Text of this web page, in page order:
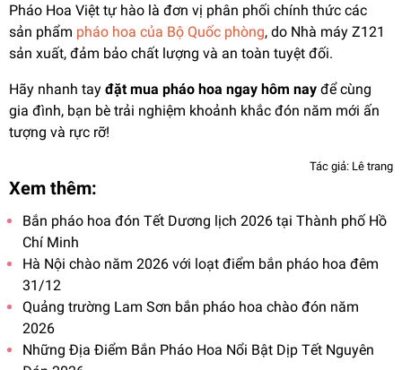
Pháo Hoa Việt tự hào là đơn vị phân phối chính thức các
sản phẩm pháo hoa của Bộ Quốc phòng, do Nhà máy Z121
sản xuất, đảm bảo chất lượng và an toàn tuyệt đối.
Hãy nhanh tay đặt mua pháo hoa ngay hôm nay để cùng
gia đình, bạn bè trải nghiệm khoảnh khắc đón năm mới ấn
tượng và rực rỡ!
Tác giả: Lê trang
Xem thêm:
Bắn pháo hoa đón Tết Dương lịch 2026 tại Thành phố Hồ
Chí Minh
Hà Nội chào năm 2026 với loạt điểm bắn pháo hoa đêm
31/12
Quảng trường Lam Sơn bắn pháo hoa chào đón năm
2026
Những Địa Điểm Bắn Pháo Hoa Nổi Bật Dịp Tết Nguyên